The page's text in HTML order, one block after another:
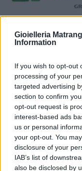
Gioielleria
Information
If you wish to opt-out
processing of your
targeted advertising
section to confirm
opt-out request is
interest-based ads
us or personal
your opt-out. You
disclosure of your
IAB’s list of
also be disclosed by
Politiche dei prezzi
iRef:93
4.8
Basato su
Powered by